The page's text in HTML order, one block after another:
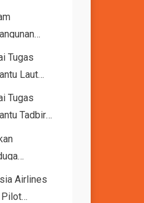
ke
(YTP)
–
Tugas
Laut
Tugas
Tadbir
Operasi)
Sesi
Airlines
Pilot